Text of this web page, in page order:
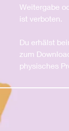
Weitergabe
ist verboten.
Du erhälst
zum
physisches